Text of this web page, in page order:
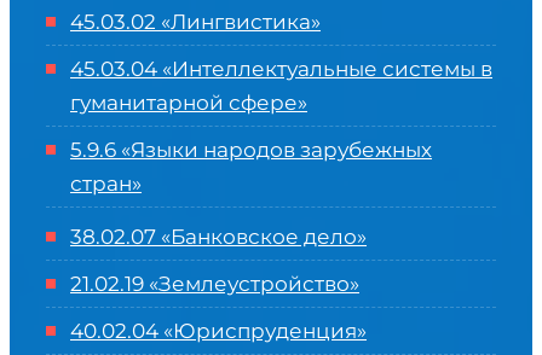
45.03.02 «Лингвистика»
45.03.04 «Интеллектуальные системы в
гуманитарной сфере»
5.9.6 «Языки народов зарубежных
стран»
38.02.07 «Банковское дело»
21.02.19 «Землеустройство»
40.02.04 «Юриспруденция»